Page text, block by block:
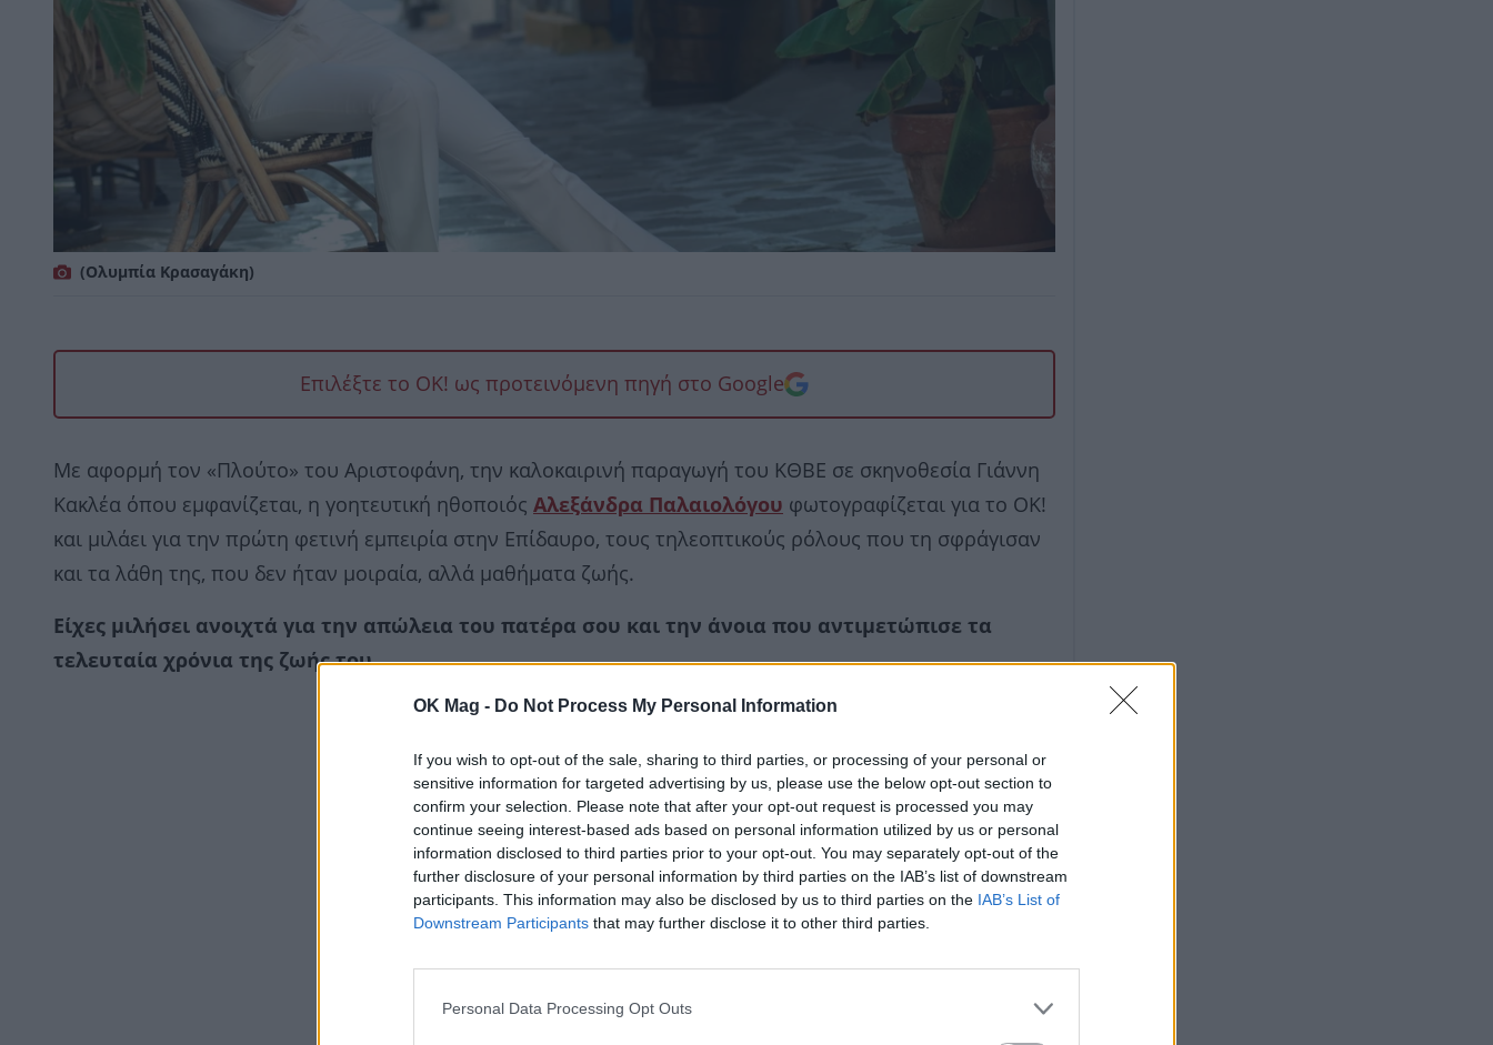
OK Mag - Do Not Process My Personal Information
If you wish to opt-out of the sale, sharing to third parties, or processing of your personal or
sensitive information for targeted advertising by us, please use the below opt-out section to
confirm your selection. Please note that after your opt-out request is processed you may
continue seeing interest-based ads based on personal information utilized by us or personal
information disclosed to third parties prior to your opt-out. You may separately opt-out of the
further disclosure of your personal information by third parties on the IAB’s list of downstream
participants. This information may also be disclosed by us to third parties on the IAB’s List of
Downstream Participants that may further disclose it to other third parties.
Personal Data Processing Opt Outs
(Ολυμπία Κρασαγάκη)
Επιλέξτε το OK! ως προτεινόμενη πηγή στο Google
Με αφορμή τον «Πλούτο» του Αριστοφάνη, την καλοκαιρινή παραγωγή του ΚΘΒΕ σε σκηνοθεσία Γιάννη
Κακλέα όπου εμφανίζεται, η γοητευτική ηθοποιός Αλεξάνδρα Παλαιολόγου φωτογραφίζεται για το ΟΚ!
και μιλάει για την πρώτη φετινή εμπειρία στην Επίδαυρο, τους τηλεοπτικούς ρόλους που τη σφράγισαν
και τα λάθη της, που δεν ήταν μοιραία, αλλά μαθήματα ζωής.
Είχες μιλήσει ανοιχτά για την απώλεια του πατέρα σου και την άνοια που αντιμετώπισε τα
τελευταία χρόνια της ζωής του.